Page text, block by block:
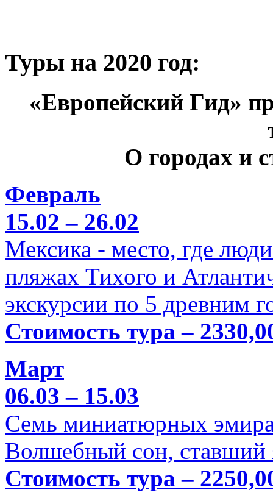
Туры на 2020 год:
«Европейский Гид»
О городах и
Февраль
15.02 – 26.02
Мексика - место, где
пляжах Тихого и
экскурсии по 5 древним
Стоимость тура –
Март
06.03 – 15.03
Семь миниатюрных
Волшебный сон, ставший
Стоимость тура –